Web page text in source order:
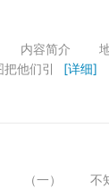
于非
他们引
[详细]
地方